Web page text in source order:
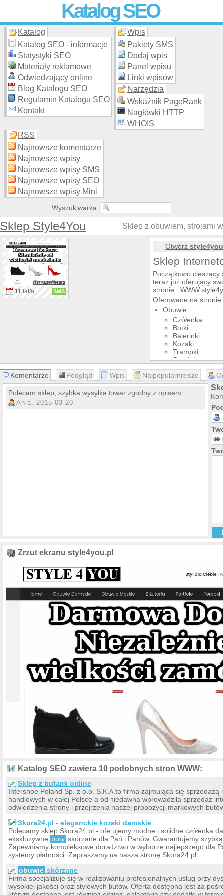
Katalog SEO
Skuteczna i promocja stron WWW –
moderowanego katalogu za darmo!
Katalog
Katalog SEO - informacje
Statystyki SEO
Materiały reklamowe
Odwiedzający online
Blog Katalogu SEO
Regulamin Katalogu SEO
Kontakt
Wpis
Pakiety SMS
Dodaj wpis
Panel wpisu
Linki wpisów
Narzędzia
Wskaźnik PageRank
Nagłówki HTTP
WHOIS
RSS
Najnowsze komentarze
Najnowsze wpisy
Najnowsze wpisy SMS
Najnowsze wpisy SEO
Najnowsze wpisy Mini
Wyszukiwarka:
Sklep Style4You Sklep z obuwiem, strojami
11 lat/a SMS
Otwórz
Sklep
Początkowo cieszący
teraz już oferujący
stronie :
Oferowane na
Obuwie
Czółenka
Botki
Balerinki
Kozaki
Trampki
Sandały
Klapki
Stroje wizytowe
Sukienki
Żakiety
Biżuteria
Wciąż poszerzająca
kurs na przyszłość.
Komentarze Podgląd Wpis Najpopularniejsze
Polecam sklep, szybka wysyłka towar zgodny z opisem.
Ania, 2015-03-20
Zrzut ekranu style4you.pl
Katalog SEO zawiera 10 podobnych stron WWW:
Sklep z butami online
Intershoe Poland Sp. z o.o. S.K.A.to firma zajmująca się sprzedażą
handlowych w całej Polsce a od niedawna wprowadziła sprzedaż
odwiedzenia strony i przejrzenia naszej propozycji markowych
Skora24.pl - eleganckie kozaki damskie
Polecamy sklep Skora24.pl - oferujemy modne i solidne czółenka
ekskluzywne buty skórzane dla Pań i Panów. Gwarantujemy
Zapewniamy kompleksowe doradztwo w wyborze najlepszego dla
systemy płatności. Zapraszamy na nasza stronę Skora24.pl.
obuwie skórzane
Firma specjalizuje się w realizowaniu profesjonalnych usług przy
wysokiej jakości oraz stylowych butów. Oferta dostępna jest za